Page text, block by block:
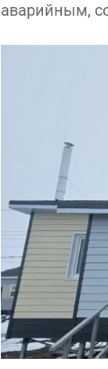
аварийным,